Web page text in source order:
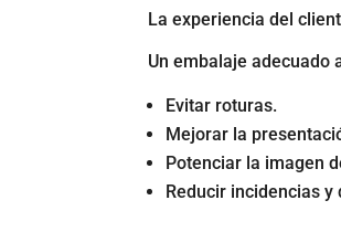
La experiencia del
Un embalaje adecuado
Evitar roturas.
Mejorar la
Potenciar la imagen
Reducir incidencias y